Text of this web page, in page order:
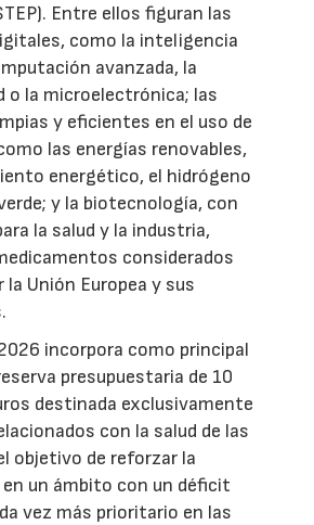
Entre ellos figuran las
como la inteligencia
avanzada, la
o la microelectrónica; las
y eficientes en el uso de
las energías renovables,
energético, el hidrógeno
y la biotecnología, con
la salud y la industria,
considerados
la Unión Europea y sus
incorpora como principal
presupuestaria de 10
destinada exclusivamente
con la salud de las
objetivo de reforzar la
un ámbito con un déficit
vez más prioritario en las